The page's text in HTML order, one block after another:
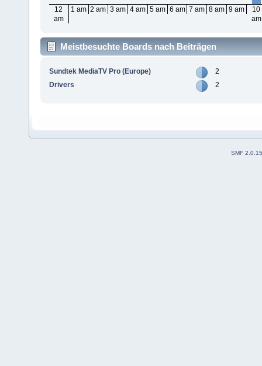
12
am
1 am 2 am 3 am 4 am 5 am 6 am 7 am 8 am 9 am
10
am
Meistbesuchte Boards nach Beiträgen
Sundtek MediaTV Pro (Europe)
2
Drivers
2
SMF 2.0.15